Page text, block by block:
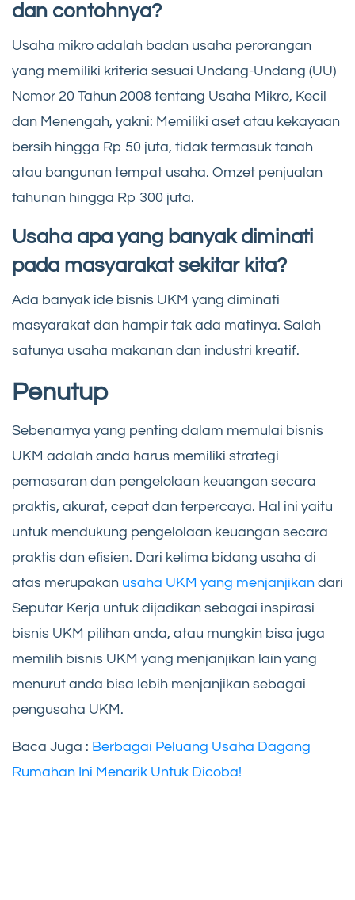
dan contohnya?
Usaha mikro adalah badan usaha perorangan
yang memiliki kriteria sesuai Undang-Undang (UU)
Nomor 20 Tahun 2008 tentang Usaha Mikro, Kecil
dan Menengah, yakni: Memiliki aset atau kekayaan
bersih hingga Rp 50 juta, tidak termasuk tanah
atau bangunan tempat usaha. Omzet penjualan
tahunan hingga Rp 300 juta.
Usaha apa yang banyak diminati
pada masyarakat sekitar kita?
Ada banyak ide bisnis UKM yang diminati
masyarakat dan hampir tak ada matinya. Salah
satunya usaha makanan dan industri kreatif.
Penutup
Sebenarnya yang penting dalam memulai bisnis
UKM adalah anda harus memiliki strategi
pemasaran dan pengelolaan keuangan secara
praktis, akurat, cepat dan terpercaya. Hal ini yaitu
untuk mendukung pengelolaan keuangan secara
praktis dan efisien. Dari kelima bidang usaha di
atas merupakan usaha UKM yang menjanjikan dari
Seputar Kerja untuk dijadikan sebagai inspirasi
bisnis UKM pilihan anda, atau mungkin bisa juga
memilih bisnis UKM yang menjanjikan lain yang
menurut anda bisa lebih menjanjikan sebagai
pengusaha UKM.
Baca Juga : Berbagai Peluang Usaha Dagang
Rumahan Ini Menarik Untuk Dicoba!